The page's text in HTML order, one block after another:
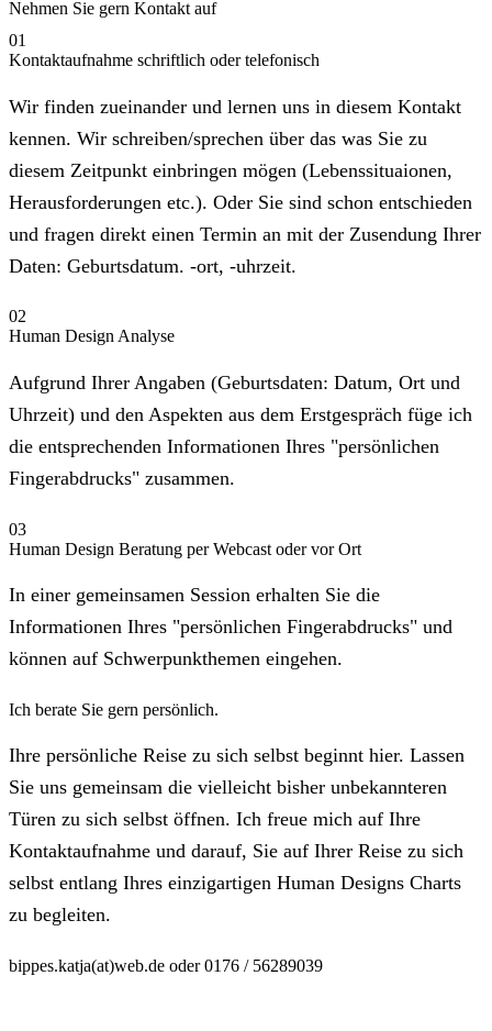
Nehmen Sie gern Kontakt auf
01
Kontaktaufnahme schriftlich oder telefonisch
Wir finden zueinander und lernen uns in diesem Kontakt
kennen. Wir schreiben/sprechen über das was Sie zu
diesem Zeitpunkt einbringen mögen (Lebenssituaionen,
Herausforderungen etc.). Oder Sie sind schon entschieden
und fragen direkt einen Termin an mit der Zusendung Ihrer
Daten: Geburtsdatum. -ort, -uhrzeit.
02
Human Design Analyse
Aufgrund Ihrer Angaben (Geburtsdaten: Datum, Ort und
Uhrzeit) und den Aspekten aus dem Erstgespräch füge ich
die entsprechenden Informationen Ihres "persönlichen
Fingerabdrucks" zusammen.
03
Human Design Beratung per Webcast oder vor Ort
In einer gemeinsamen Session erhalten Sie die
Informationen Ihres "persönlichen Fingerabdrucks" und
können auf Schwerpunkthemen eingehen.
Ich berate Sie gern persönlich.
Ihre persönliche Reise zu sich selbst beginnt hier. Lassen
Sie uns gemeinsam die vielleicht bisher unbekannteren
Türen zu sich selbst öffnen. Ich freue mich auf Ihre
Kontaktaufnahme und darauf, Sie auf Ihrer Reise zu sich
selbst entlang Ihres einzigartigen Human Designs Charts
zu begleiten.
bippes.katja(at)web.de oder 0176 / 56289039